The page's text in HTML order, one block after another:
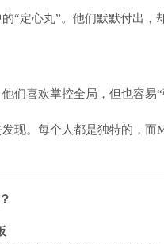
“定心丸”。他们默默付出
们喜欢掌控全局，但也容易“
现。每个人都是独特的，